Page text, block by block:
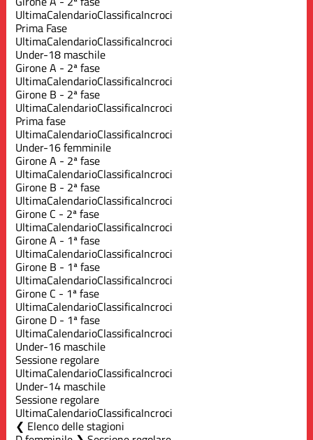
UltimaCalendarioClassificaIncroci
Prima Fase
UltimaCalendarioClassificaIncroci
Under-18 maschile
Girone A - 2ª fase
UltimaCalendarioClassificaIncroci
Girone B - 2ª fase
UltimaCalendarioClassificaIncroci
Prima fase
UltimaCalendarioClassificaIncroci
Under-16 femminile
Girone A - 2ª fase
UltimaCalendarioClassificaIncroci
Girone B - 2ª fase
UltimaCalendarioClassificaIncroci
Girone C - 2ª fase
UltimaCalendarioClassificaIncroci
Girone A - 1ª fase
UltimaCalendarioClassificaIncroci
Girone B - 1ª fase
UltimaCalendarioClassificaIncroci
Girone C - 1ª fase
UltimaCalendarioClassificaIncroci
Girone D - 1ª fase
UltimaCalendarioClassificaIncroci
Under-16 maschile
Sessione regolare
UltimaCalendarioClassificaIncroci
Under-14 maschile
Sessione regolare
UltimaCalendarioClassificaIncroci
Elenco delle stagioni